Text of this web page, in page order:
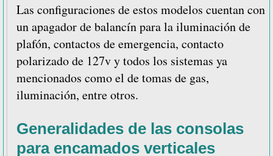
Las configuraciones de estos modelos cuentan con
un apagador de balancín para la iluminación de
plafón, contactos de emergencia, contacto
polarizado de 127v y todos los sistemas ya
mencionados como el de tomas de gas,
iluminación, entre otros.
Generalidades de las consolas
para encamados verticales